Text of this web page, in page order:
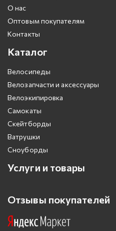
О нас
Оптовым покупателям
Контакты
Каталог
Велосипеды
Велозапчасти и аксессуары
Велоэкипировка
Самокаты
Скейтборды
Ватрушки
Сноуборды
Услуги и товары
Отзывы покупателей